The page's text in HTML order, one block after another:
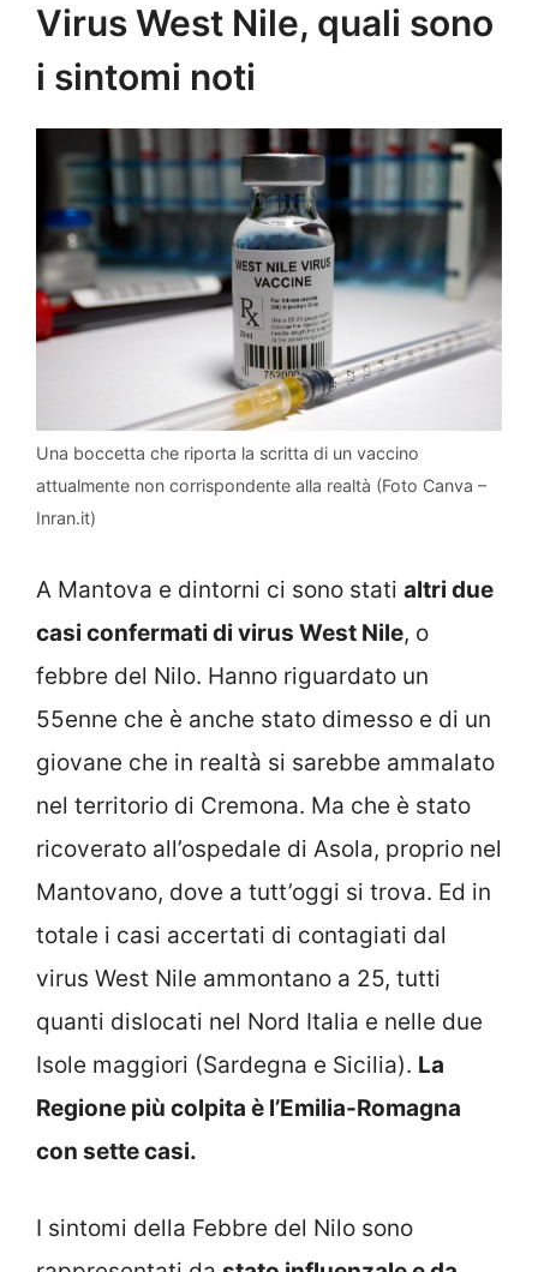
Virus West Nile, quali sono
i sintomi noti
Una boccetta che riporta la scritta di un vaccino
attualmente non corrispondente alla realtà (Foto Canva –
Inran.it)
A Mantova e dintorni ci sono stati altri due
casi confermati di virus West Nile, o
febbre del Nilo. Hanno riguardato un
55enne che è anche stato dimesso e di un
giovane che in realtà si sarebbe ammalato
nel territorio di Cremona. Ma che è stato
ricoverato all’ospedale di Asola, proprio nel
Mantovano, dove a tutt’oggi si trova. Ed in
totale i casi accertati di contagiati dal
virus West Nile ammontano a 25, tutti
quanti dislocati nel Nord Italia e nelle due
Isole maggiori (Sardegna e Sicilia). La
Regione più colpita è l’Emilia-Romagna
con sette casi.
I sintomi della Febbre del Nilo sono